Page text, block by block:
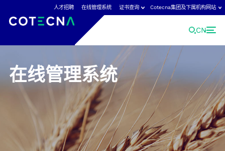
人才招聘 在线管理系统 证书查询 Cotecna集团及下属机构网站
CN
Cotecna集团及下属机构网站
Cotecna是领先的国际检验检测认证机构，
点击查看Cotecna集团全球网站。
Cotecna集团
Cotecna中国
Cotecna日本
Cotecna荷兰实验室
Fitosoil实验室
GeoChem实验室
在线管理系统